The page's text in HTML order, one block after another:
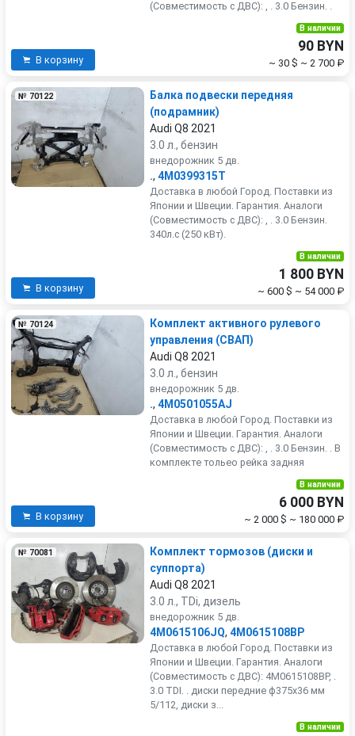
(Совместимость с ДВС): , . 3.0 Бензин. .
В корзину
В наличии
90 BYN
~ 30 $ ~ 2 700 ₽
№ 70122
Балка подвески передняя
(подрамник)
Audi Q8 2021
3.0 л., бензин
внедорожник 5 дв.
., 4M0399315T
Доставка в любой Город. Поставки из
Японии и Швеции. Гарантия. Аналоги
(Совместимость с ДВС): , . 3.0 Бензин.
340л.с (250 кВт).
В корзину
В наличии
1 800 BYN
~ 600 $ ~ 54 000 ₽
№ 70124
Комплект активного рулевого
управления (СВАП)
Audi Q8 2021
3.0 л., бензин
внедорожник 5 дв.
., 4M0501055AJ
Доставка в любой Город. Поставки из
Японии и Швеции. Гарантия. Аналоги
(Совместимость с ДВС): , . 3.0 Бензин. . В
комплекте тольео рейка задняя
В корзину
В наличии
6 000 BYN
~ 2 000 $ ~ 180 000 ₽
№ 70081
Комплект тормозов (диски и
суппорта)
Audi Q8 2021
3.0 л., TDi, дизель
внедорожник 5 дв.
4M0615106JQ, 4M0615108BP
Доставка в любой Город. Поставки из
Японии и Швеции. Гарантия. Аналоги
(Совместимость с ДВС): 4M0615108BP, .
3.0 TDI. . диски передние ф375х36 мм
5/112, диски з...
В наличии